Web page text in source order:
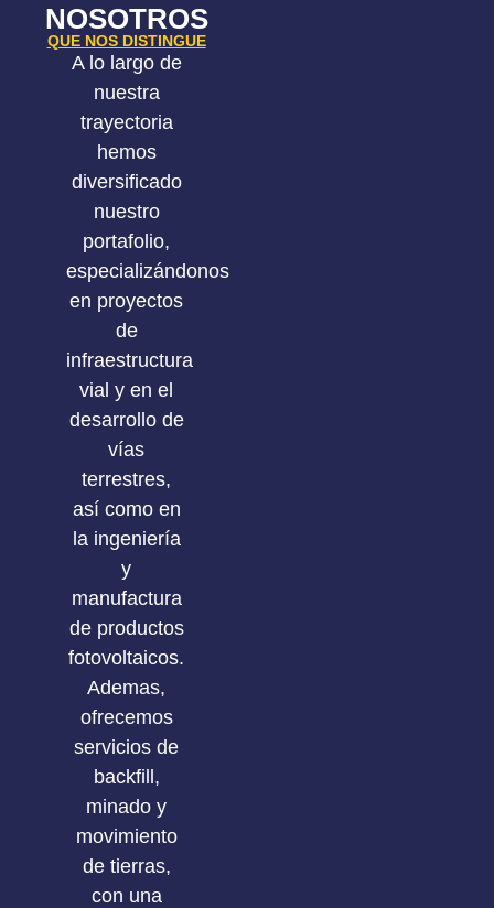
NOSOTROS
QUE NOS DISTINGUE
A lo largo de
nuestra
trayectoria
hemos
diversificado
nuestro
portafolio,
especializándonos
en proyectos
de
infraestructura
vial y en el
desarrollo de
vías
terrestres,
así como en
la ingeniería
y
manufactura
de productos
fotovoltaicos.
Ademas,
ofrecemos
servicios de
backfill,
minado y
movimiento
de tierras,
con una